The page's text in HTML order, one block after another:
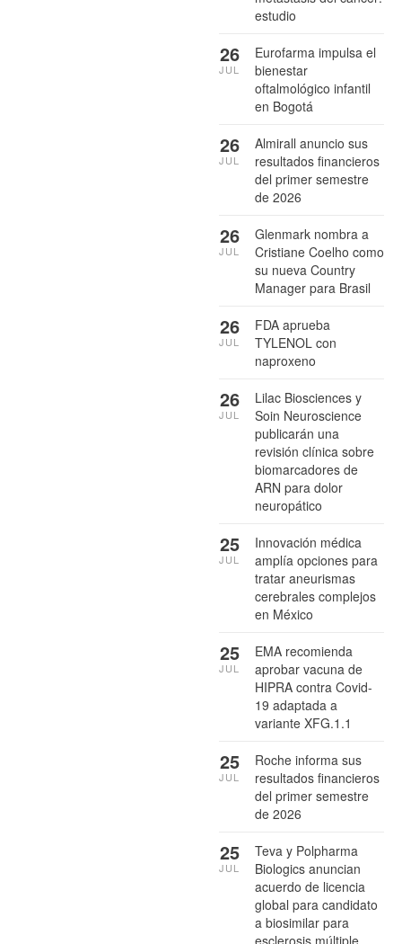
estudio
Eurofarma impulsa el
bienestar
oftalmológico infantil
en Bogotá
26
JUL
Almirall anuncio sus
resultados financieros
del primer semestre
de 2026
26
JUL
Glenmark nombra a
Cristiane Coelho como
su nueva Country
Manager para Brasil
26
JUL
FDA aprueba
TYLENOL con
naproxeno
26
JUL
Lilac Biosciences y
Soin Neuroscience
publicarán una
revisión clínica sobre
biomarcadores de
ARN para dolor
neuropático
26
JUL
Innovación médica
amplía opciones para
tratar aneurismas
cerebrales complejos
en México
25
JUL
EMA recomienda
aprobar vacuna de
HIPRA contra Covid-
19 adaptada a
variante XFG.1.1
25
JUL
Roche informa sus
resultados financieros
del primer semestre
de 2026
25
JUL
Teva y Polpharma
Biologics anuncian
acuerdo de licencia
global para candidato
a biosimilar para
esclerosis múltiple
25
JUL